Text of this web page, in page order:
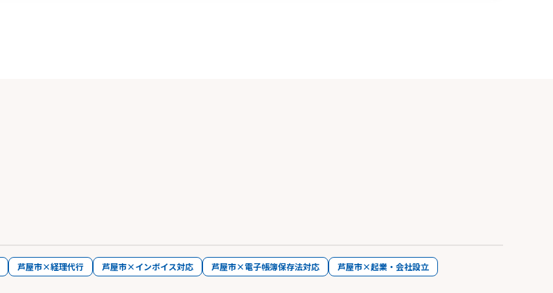
芦屋市×経理代行 芦屋市×インボイス対応 芦屋市×電子帳簿保存法対応
芦屋市×起業・会社設立